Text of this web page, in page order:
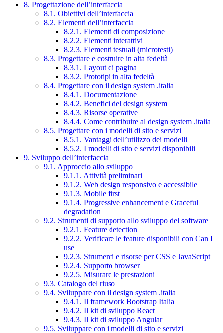
8. Progettazione dell’interfaccia
8.1. Obiettivi dell’interfaccia
8.2. Elementi dell’interfaccia
8.2.1. Elementi di composizione
8.2.2. Elementi interattivi
8.2.3. Elementi testuali (microtesti)
8.3. Progettare e costruire in alta fedeltà
8.3.1. Layout di pagina
8.3.2. Prototipi in alta fedeltà
8.4. Progettare con il design system .italia
8.4.1. Documentazione
8.4.2. Benefici del design system
8.4.3. Risorse operative
8.4.4. Come contribuire al design system .italia
8.5. Progettare con i modelli di sito e servizi
8.5.1. Vantaggi dell’utilizzo dei modelli
8.5.2. I modelli di sito e servizi disponibili
9. Sviluppo dell’interfaccia
9.1. Approccio allo sviluppo
9.1.1. Attività preliminari
9.1.2. Web design responsivo e accessibile
9.1.3. Mobile first
9.1.4. Progressive enhancement e Graceful
degradation
9.2. Strumenti di supporto allo sviluppo del software
9.2.1. Feature detection
9.2.2. Verificare le feature disponibili con Can I
use
9.2.3. Strumenti e risorse per CSS e JavaScript
9.2.4. Supporto browser
9.2.5. Misurare le prestazioni
9.3. Catalogo del riuso
9.4. Sviluppare con il design system .italia
9.4.1. Il framework Bootstrap Italia
9.4.2. Il kit di sviluppo React
9.4.3. Il kit di sviluppo Angular
9.5. Sviluppare con i modelli di sito e servizi